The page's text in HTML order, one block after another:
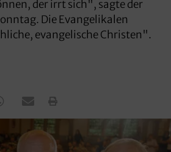
der irrt sich", sagte der
Die Evangelikalen
evangelische Christen".